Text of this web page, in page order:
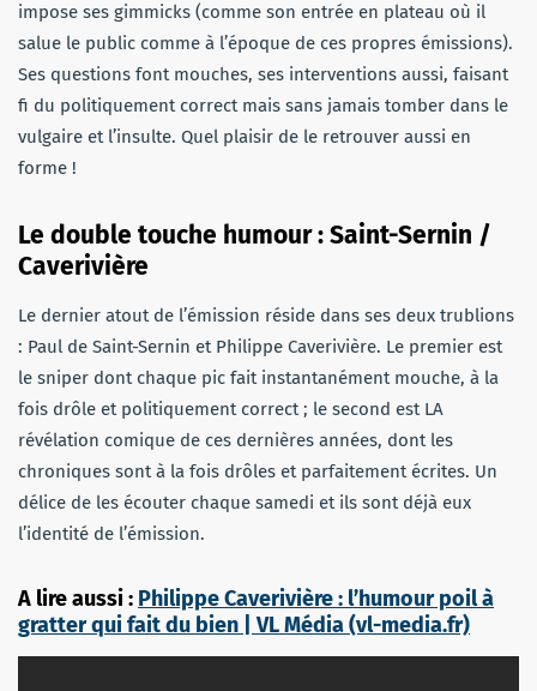
impose ses gimmicks (comme son entrée en plateau où il
salue le public comme à l’époque de ces propres émissions).
Ses questions font mouches, ses interventions aussi, faisant
fi du politiquement correct mais sans jamais tomber dans le
vulgaire et l’insulte. Quel plaisir de le retrouver aussi en
forme !
Le double touche humour : Saint-Sernin /
Caverivière
Le dernier atout de l’émission réside dans ses deux trublions
: Paul de Saint-Sernin et Philippe Caverivière. Le premier est
le sniper dont chaque pic fait instantanément mouche, à la
fois drôle et politiquement correct ; le second est LA
révélation comique de ces dernières années, dont les
chroniques sont à la fois drôles et parfaitement écrites. Un
délice de les écouter chaque samedi et ils sont déjà eux
l’identité de l’émission.
A lire aussi : Philippe Caverivière : l’humour poil à
gratter qui fait du bien | VL Média (vl-media.fr)